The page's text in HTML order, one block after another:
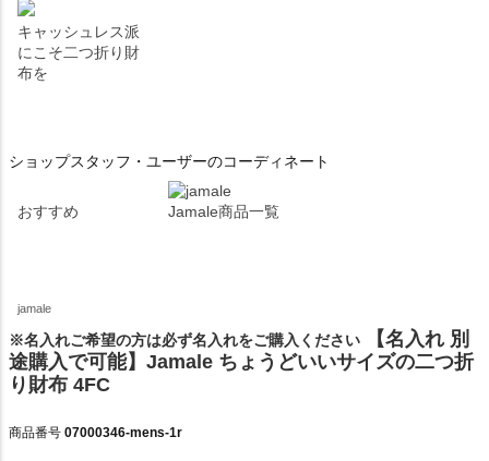
キャッシュレス派
にこそ二つ折り財
布を
ショップスタッフ・ユーザーのコーディネート
おすすめ Jamale商品一覧
jamale
※名入れご希望の方は必ず名入れをご購入ください
【名入れ 別
途購入で可能】Jamale ちょうどいいサイズの二つ折
り財布 4FC
商品番号 07000346-mens-1r